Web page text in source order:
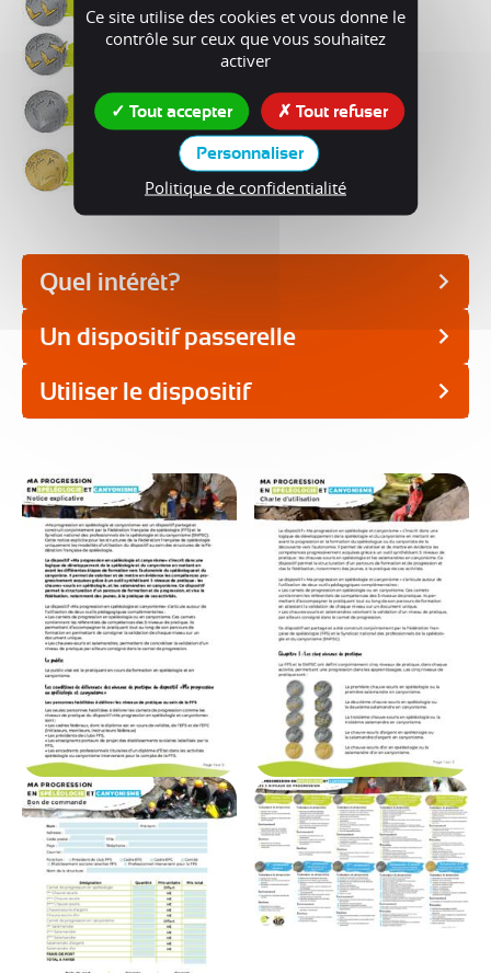
Quel intérêt?
Un dispositif passerelle
Utiliser le dispositif
Ce site utilise des cookies et vous donne le
contrôle sur ceux que vous souhaitez
activer
Tout accepter Tout refuser
Personnaliser
Politique de confidentialité